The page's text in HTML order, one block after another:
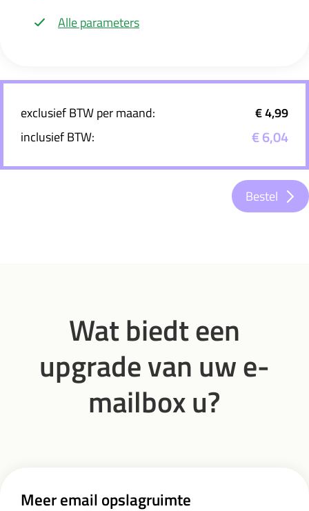
Alle parameters
exclusief BTW per maand:
€ 4,99
inclusief BTW:
€ 6,04
Bestel
Wat biedt een
upgrade van uw e-
mailbox u?
Meer email opslagruimte